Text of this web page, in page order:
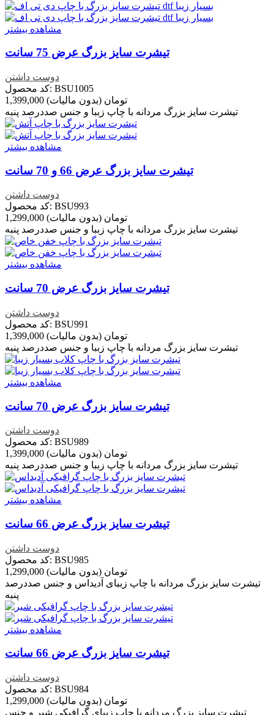
مشاهده بیشتر
تیشرت سایز بزرگ عرض 75 سانت
دوست داشتن
کد محصول: BSU1005
1,399,000 تومان (بدون مالیات)
تیشرت سایز بزرگ مردانه با چاپ زببا و جنس صددرصد پنبه
مشاهده بیشتر
تیشرت سایز بزرگ عرض 66 و 70 سانت
دوست داشتن
کد محصول: BSU993
1,299,000 تومان (بدون مالیات)
تیشرت سایز بزرگ مردانه با چاپ زببا و جنس صددرصد پنبه
مشاهده بیشتر
تیشرت سایز بزرگ عرض 70 سانت
دوست داشتن
کد محصول: BSU991
1,399,000 تومان (بدون مالیات)
تیشرت سایز بزرگ مردانه با چاپ زببا و جنس صددرصد پنبه
مشاهده بیشتر
تیشرت سایز بزرگ عرض 70 سانت
دوست داشتن
کد محصول: BSU989
1,399,000 تومان (بدون مالیات)
تیشرت سایز بزرگ مردانه با چاپ زببا و جنس صددرصد پنبه
مشاهده بیشتر
تیشرت سایز بزرگ عرض 66 سانت
دوست داشتن
کد محصول: BSU985
1,299,000 تومان (بدون مالیات)
تیشرت سایز بزرگ مردانه با چاپ زببای آدیداس و جنس صددرصد
پنبه
مشاهده بیشتر
تیشرت سایز بزرگ عرض 66 سانت
دوست داشتن
کد محصول: BSU984
1,299,000 تومان (بدون مالیات)
تیشرت سایز بزرگ مردانه با چاپ زببای گرافیکی شیر و جنس